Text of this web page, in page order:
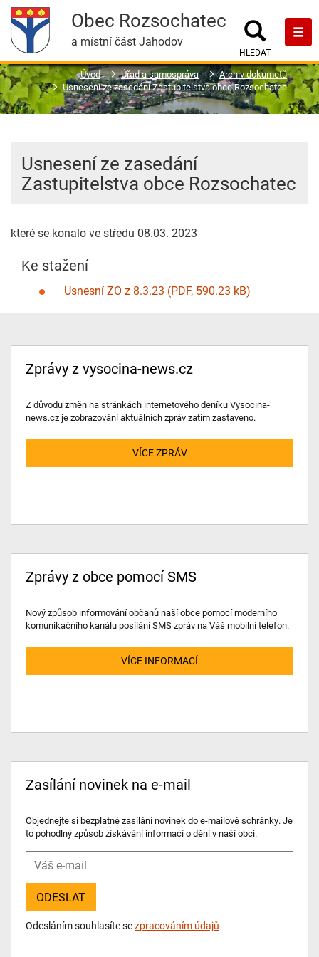
HLEDAT
Obec Rozsochatec
a místní část Jahodov
Úvod Úřad a samospráva
Archiv dokumetů
Usnesení ze zasedání Zastupitelstva obce Rozsochatec
Usnesení ze zasedání
Zastupitelstva obce Rozsochatec
které se konalo ve středu 08.03. 2023
Ke stažení
Usnesní ZO z 8.3.23 (PDF, 590.23 kB)
Zprávy z vysocina-news.cz
Z důvodu změn na stránkách internetového deníku Vysocina-
news.cz je zobrazování aktuálních zpráv zatím zastaveno.
VÍCE ZPRÁV
Zprávy z obce pomocí SMS
Nový způsob informování občanů naší obce pomocí moderního
komunikačního kanálu posílání SMS zpráv na Váš mobilní telefon.
VÍCE INFORMACÍ
Zasílání novinek na e-mail
Objednejte si bezplatné zasílání novinek do e-mailové schránky. Je
to pohodlný způsob získávání informací o dění v naší obci.
Váš
mail
Odesláním souhlasíte sezpracováním údajů